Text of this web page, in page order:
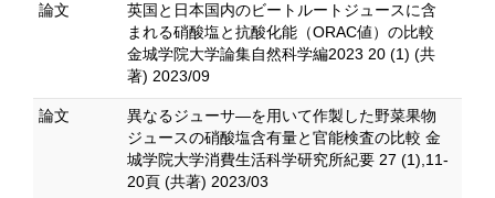
論文
英国と日本国内のビートルートジュースに含
まれる硝酸塩と抗酸化能（ORAC値）の比較
金城学院大学論集自然科学編2023 20 (1) (共
著) 2023/09
論文
異なるジューサ―を用いて作製した野菜果物
ジュースの硝酸塩含有量と官能検査の比較 金
城学院大学消費生活科学研究所紀要 27 (1),11-
20頁 (共著) 2023/03